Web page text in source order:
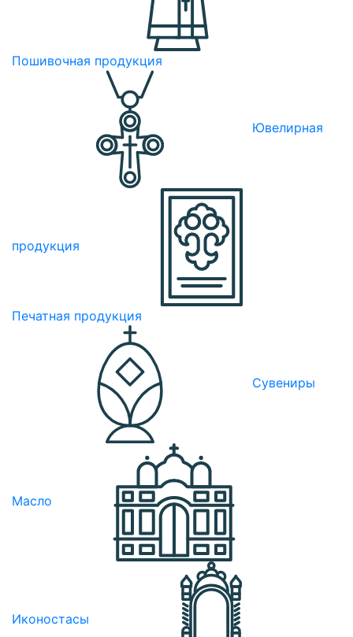
Пошивочная продукция
Ювелирная
продукция
Печатная продукция
Сувениры
Масло
Иконостасы